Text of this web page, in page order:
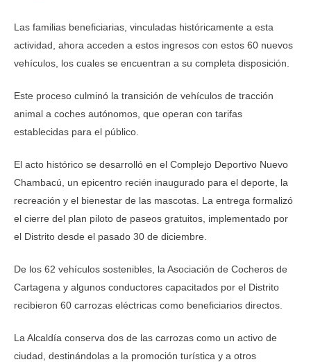
Las familias beneficiarias, vinculadas históricamente a esta
actividad, ahora acceden a estos ingresos con estos 60 nuevos
vehículos, los cuales se encuentran a su completa disposición.
Este proceso culminó la transición de vehículos de tracción
animal a coches autónomos, que operan con tarifas
establecidas para el público.
El acto histórico se desarrolló en el Complejo Deportivo Nuevo
Chambacú, un epicentro recién inaugurado para el deporte, la
recreación y el bienestar de las mascotas. La entrega formalizó
el cierre del plan piloto de paseos gratuitos, implementado por
el Distrito desde el pasado 30 de diciembre.
De los 62 vehículos sostenibles, la Asociación de Cocheros de
Cartagena y algunos conductores capacitados por el Distrito
recibieron 60 carrozas eléctricas como beneficiarios directos.
La Alcaldía conserva dos de las carrozas como un activo de
ciudad, destinándolas a la promoción turística y a otros